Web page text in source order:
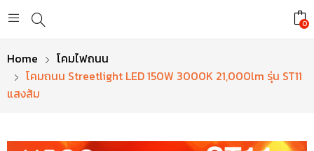
0
Home
โคมไฟถนน
โคมถนน Streetlight LED 150W 3000K 21,000lm รุ่น ST11
แสงส้ม